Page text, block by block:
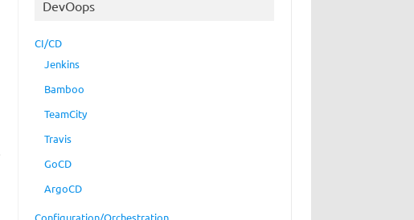
DevOops
CI/CD
Jenkins
Bamboo
TeamCity
Travis
GoCD
ArgoCD
Configuration/Orchestration